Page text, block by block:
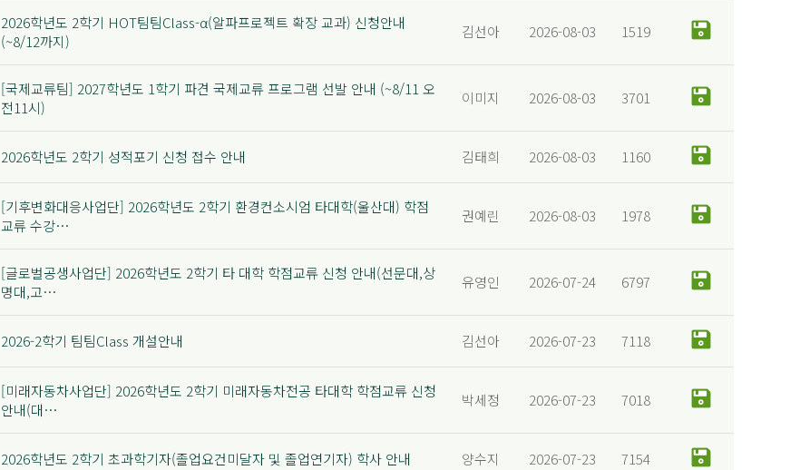
2026학년도 2학기 HOT팀팀Class-α(알파프로젝트 확장 교과) 신청안내
(~8/12까지)
김선아 2026-08-03 1519
[국제교류팀] 2027학년도 1학기 파견 국제교류 프로그램 선발 안내 (~8/11 오
전11시)
이미지 2026-08-03 3701
2026학년도 2학기 성적포기 신청 접수 안내 김태희 2026-08-03 1160
[기후변화대응사업단] 2026학년도 2학기 환경컨소시엄 타대학(울산대) 학점
교류 수강…
권예린 2026-08-03 1978
[글로벌공생사업단] 2026학년도 2학기 타 대학 학점교류 신청 안내(선문대,상
명대,고…
유영인 2026-07-24 6797
2026-2학기 팀팀Class 개설안내 김선아 2026-07-23 7118
[미래자동차사업단] 2026학년도 2학기 미래자동차전공 타대학 학점교류 신청
안내(대…
박세정 2026-07-23 7018
2026학년도 2학기 초과학기자(졸업요건미달자 및 졸업연기자) 학사 안내 양수지 2026-07-23 7154